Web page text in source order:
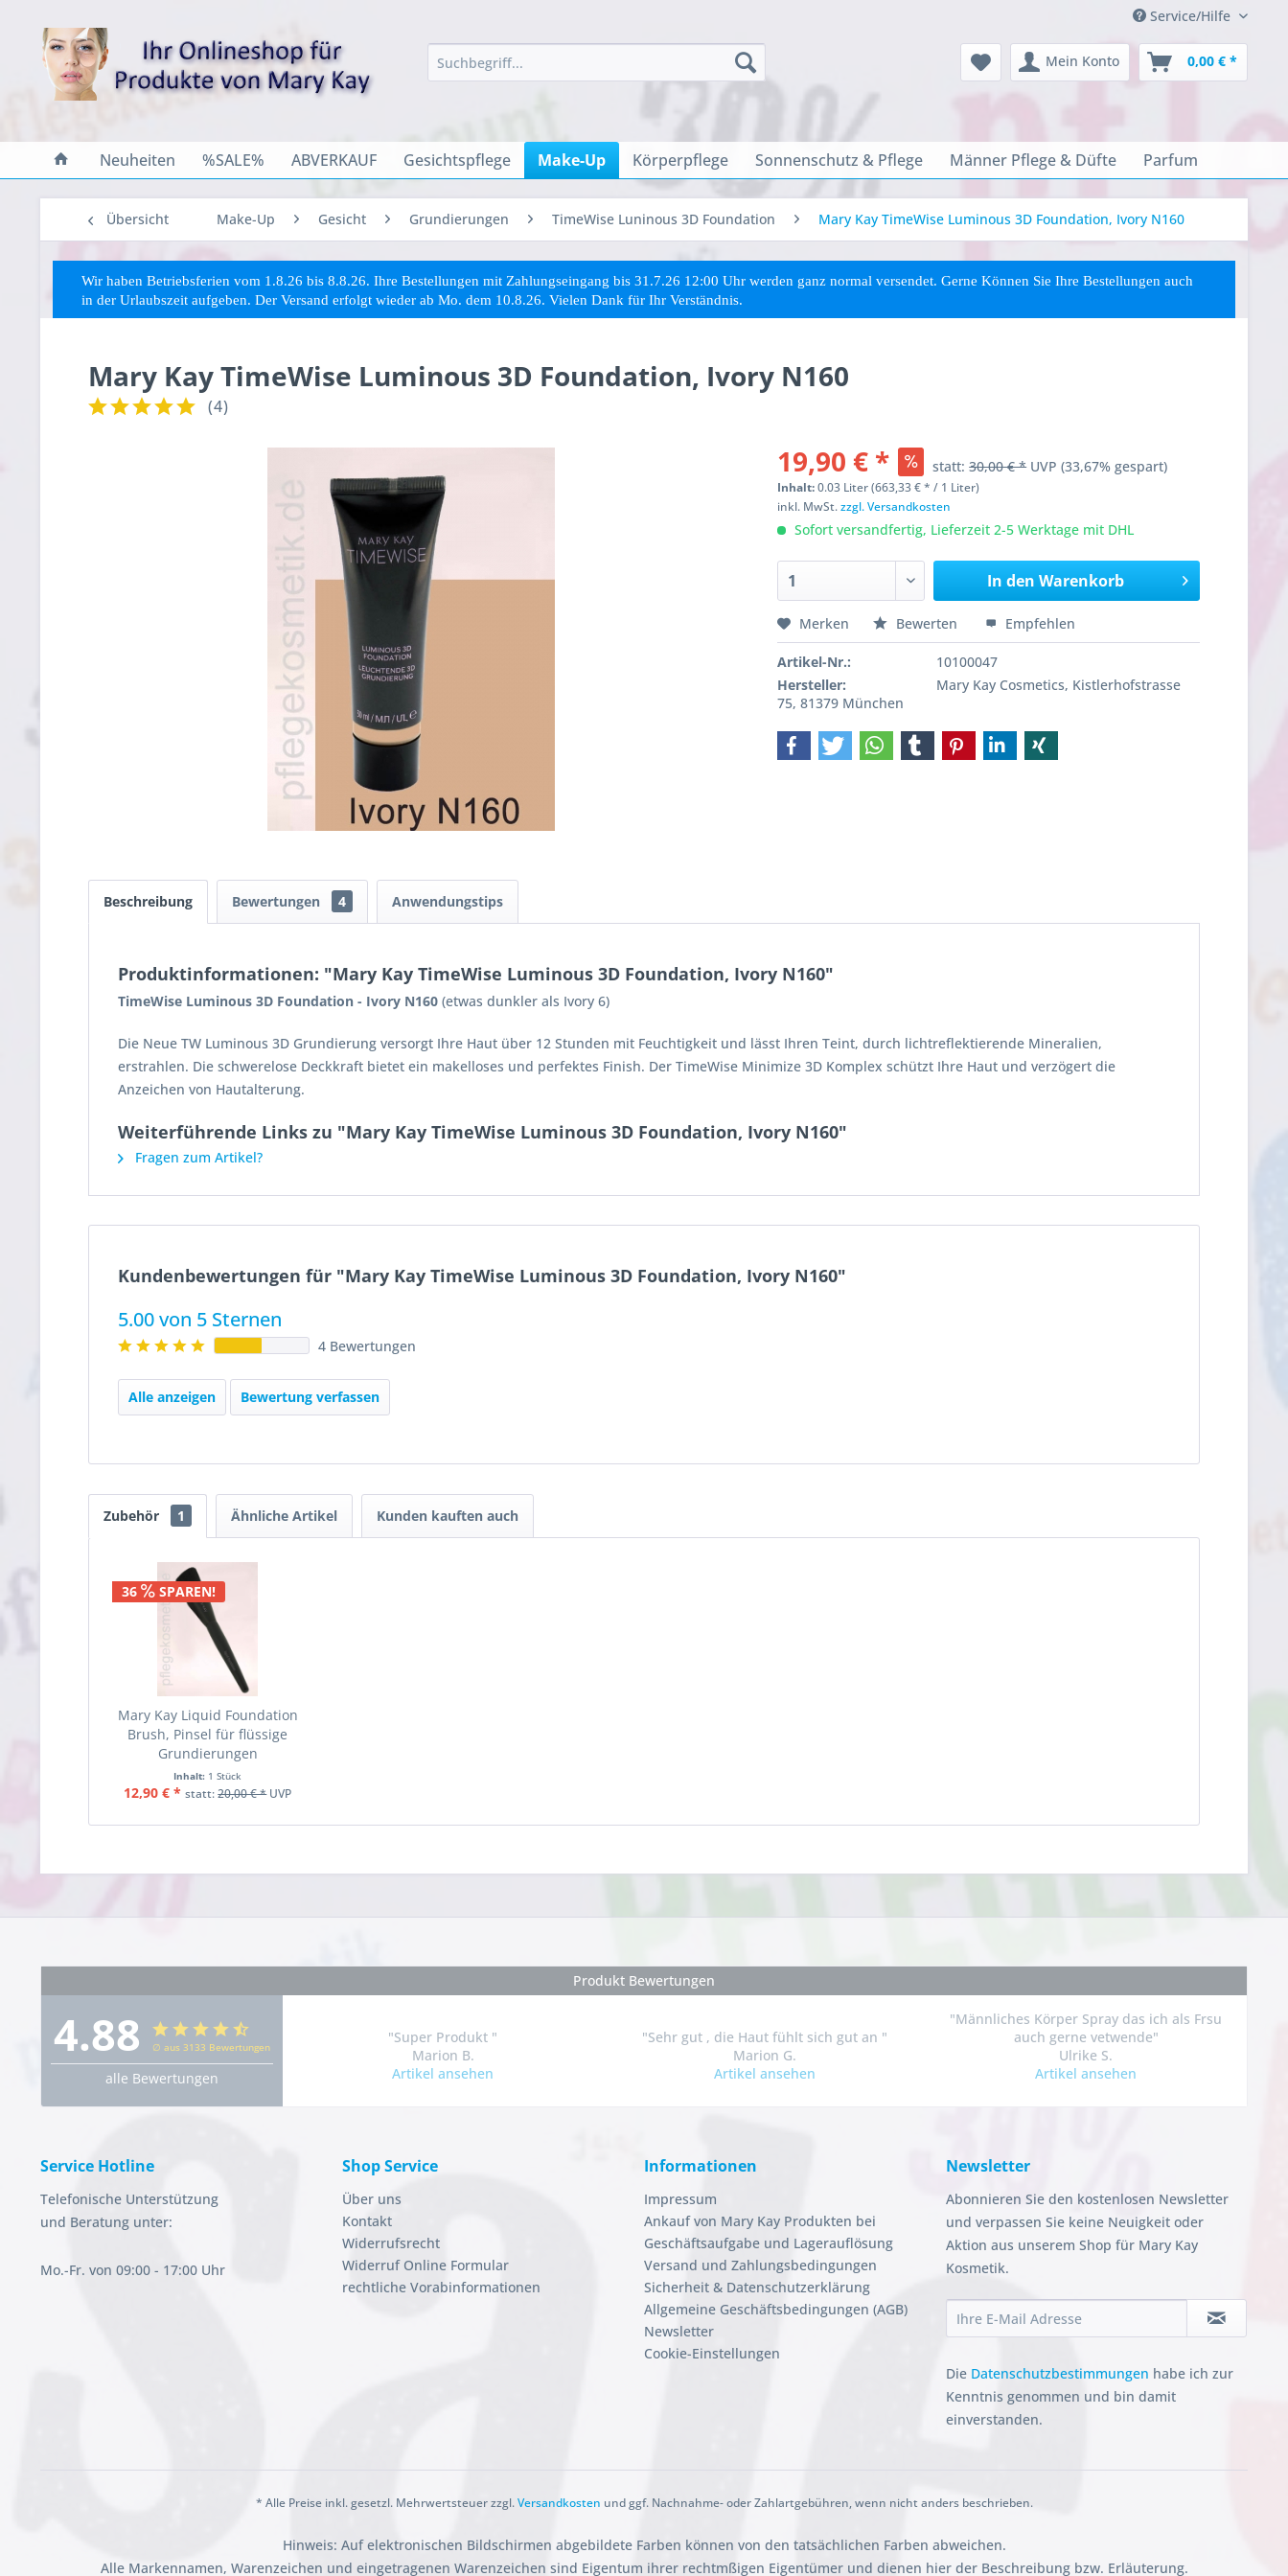
Service/Hilfe
Mein Konto 0,00 € *
Neuheiten %SALE% ABVERKAUF Gesichtspflege Make-Up Körperpflege Sonnenschutz & Pflege Männer Pflege & Düfte Parfum
Übersicht Make-Up Gesicht Grundierungen TimeWise Luninous 3D Foundation Mary Kay TimeWise Luminous 3D Foundation, Ivory N160
Wir haben Betriebsferien vom 1.8.26 bis 8.8.26. Ihre Bestellungen mit Zahlungseingang bis 31.7.26 12:00 Uhr werden ganz normal versendet. Gerne Können Sie Ihre Bestellungen auch
in der Urlaubszeit aufgeben. Der Versand erfolgt wieder ab Mo. dem 10.8.26. Vielen Dank für Ihr Verständnis.
Mary Kay TimeWise Luminous 3D Foundation, Ivory N160
(4)
19,90 € * statt:30,00 € *UVP(33,67% gespart)
Inhalt:0.03 Liter (663,33 € * / 1 Liter)
inkl. MwSt.zzgl. Versandkosten
Sofort versandfertig, Lieferzeit 2-5 Werktage mit DHL
In den Warenkorb
Merken Bewerten Empfehlen
Artikel-Nr.:
10100047
Hersteller:
Mary Kay Cosmetics, Kistlerhofstrasse
75, 81379 München
Beschreibung Bewertungen 4 Anwendungstips
Produktinformationen: "Mary Kay TimeWise Luminous 3D Foundation, Ivory N160"
TimeWise Luminous 3D Foundation - Ivory N160 (etwas dunkler als Ivory 6)
Die Neue TW Luminous 3D Grundierung versorgt Ihre Haut über 12 Stunden mit Feuchtigkeit und lässt Ihren Teint, durch lichtreflektierende Mineralien,
erstrahlen. Die schwerelose Deckkraft bietet ein makelloses und perfektes Finish. Der TimeWise Minimize 3D Komplex schützt Ihre Haut und verzögert die
Anzeichen von Hautalterung.
Weiterführende Links zu "Mary Kay TimeWise Luminous 3D Foundation, Ivory N160"
Fragen zum Artikel?
Kundenbewertungen für "Mary Kay TimeWise Luminous 3D Foundation, Ivory N160"
5.00 von 5 Sternen
4 Bewertungen
Alle anzeigen Bewertung verfassen
Zubehör 1 Ähnliche Artikel Kunden kauften auch
36 SPAREN!
Mary Kay Liquid Foundation
Brush, Pinsel für flüssige
Grundierungen
Inhalt: 1 Stück
12,90 € * statt:20,00 € *UVP
Produkt Bewertungen
4.88 ∅ aus 3133 Bewertungen
alle Bewertungen
"Super Produkt "
Marion B.
Artikel ansehen
"Sehr gut , die Haut fühlt sich gut an "
Marion G.
Artikel ansehen
"Männliches Körper Spray das ich als Frsu
auch gerne vetwende"
Ulrike S.
Artikel ansehen
Service Hotline
Telefonische Unterstützung
und Beratung unter:
Mo.-Fr. von 09:00 - 17:00 Uhr
Shop Service
Über uns
Kontakt
Widerrufsrecht
Widerruf Online Formular
rechtliche Vorabinformationen
Informationen
Impressum
Ankauf von Mary Kay Produkten bei
Geschäftsaufgabe und Lagerauflösung
Versand und Zahlungsbedingungen
Sicherheit & Datenschutzerklärung
Allgemeine Geschäftsbedingungen (AGB)
Newsletter
Cookie-Einstellungen
Newsletter
Abonnieren Sie den kostenlosen Newsletter
und verpassen Sie keine Neuigkeit oder
Aktion aus unserem Shop für Mary Kay
Kosmetik.
Die Datenschutzbestimmungen habe ich zur
Kenntnis genommen und bin damit
einverstanden.
* Alle Preise inkl. gesetzl. Mehrwertsteuer zzgl.Versandkosten und ggf. Nachnahme- oder Zahlartgebühren, wenn nicht anders beschrieben.
Hinweis: Auf elektronischen Bildschirmen abgebildete Farben können von den tatsächlichen Farben abweichen.
Alle Markennamen, Warenzeichen und eingetragenen Warenzeichen sind Eigentum ihrer rechtmßigen Eigentümer und dienen hier der Beschreibung bzw. Erläuterung.